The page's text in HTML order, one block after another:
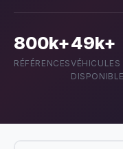
800k+
RÉFÉRENCES
49k+
VÉHICULES